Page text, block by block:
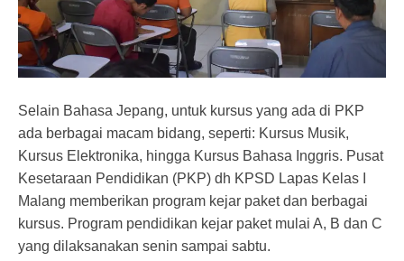
Selain Bahasa Jepang, untuk kursus yang ada di PKP
ada berbagai macam bidang, seperti: Kursus Musik,
Kursus Elektronika, hingga Kursus Bahasa Inggris. Pusat
Kesetaraan Pendidikan (PKP) dh KPSD Lapas Kelas I
Malang memberikan program kejar paket dan berbagai
kursus. Program pendidikan kejar paket mulai A, B dan C
yang dilaksanakan senin sampai sabtu.